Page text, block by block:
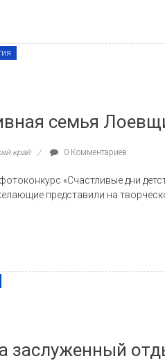
семья
край 0 Комментариев
«Счастливые дни
представили на
заслуженный